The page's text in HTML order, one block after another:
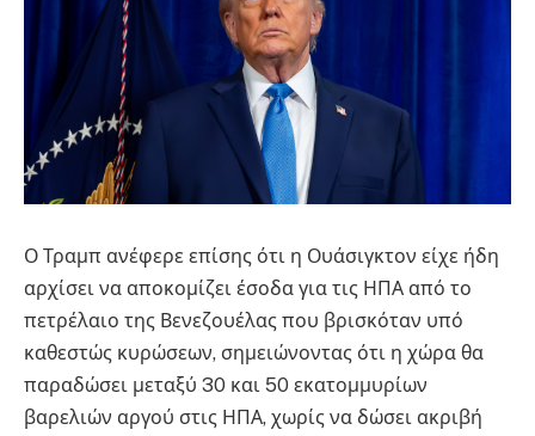
Ο Τραμπ ανέφερε επίσης ότι η Ουάσιγκτον είχε ήδη
αρχίσει να αποκομίζει έσοδα για τις ΗΠΑ από το
πετρέλαιο της Βενεζουέλας που βρισκόταν υπό
καθεστώς κυρώσεων, σημειώνοντας ότι η χώρα θα
παραδώσει μεταξύ 30 και 50 εκατομμυρίων
βαρελιών αργού στις ΗΠΑ, χωρίς να δώσει ακριβή